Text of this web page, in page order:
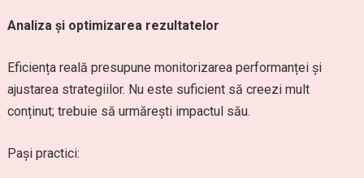
Analiza și optimizarea rezultatelor
Eficiența reală presupune monitorizarea performanței și
ajustarea strategiilor. Nu este suficient să creezi mult
conținut; trebuie să urmărești impactul său.
Pași practici: